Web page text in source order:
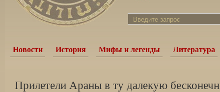
Новости История Мифы и легенды Литература
Прилетели Араны в ту далекую